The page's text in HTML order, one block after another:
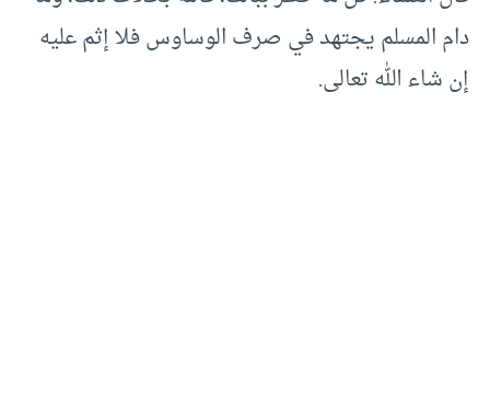
دام المسلم يجتهد في صرف الوساوس فلا إثم عليه
إن شاء الله تعالى.